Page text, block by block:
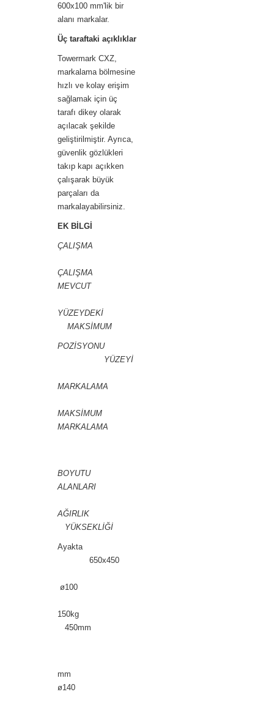
600x100 mm'lik bir
alanı markalar.
Üç taraftaki açıklıklar
Towermark CXZ,
markalama bölmesine
hızlı ve kolay erişim
sağlamak için üç
tarafı dikey olarak
açılacak şekilde
geliştirilmiştir. Ayrıca,
güvenlik gözlükleri
takıp kapı açıkken
çalışarak büyük
parçaları da
markalayabilirsiniz.
EK BİLGİ
ÇALIŞMA
ÇALIŞMA
MEVCUT
YÜZEYDEKİ
MAKSİMUM
POZİSYONU
YÜZEYİ
MARKALAMA
MAKSİMUM
MARKALAMA
BOYUTU
ALANLARI
AĞIRLIK
YÜKSEKLİĞİ
Ayakta
650x450
ø100
150kg
450mm
mm
ø140